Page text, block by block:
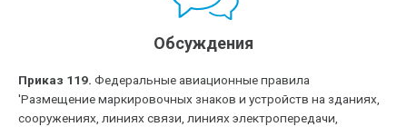
Обсуждения
Приказ 119. Федеральные авиационные правила
'Размещение маркировочных знаков и устройств на зданиях,
сооружениях, линиях связи, линиях электропередачи,